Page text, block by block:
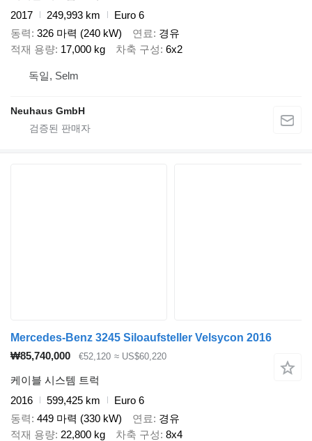
2017
249,993 km
Euro 6
동력 326 마력 (240 kW) 연료 경유
적재 용량 17,000 kg 차축 구성 6x2
독일, Selm
Neuhaus GmbH
Mercedes-Benz 3245 Siloaufsteller Velsycon 2016
₩85,740,000
€52,120 ≈ US$60,220
케이블 시스템 트럭
2016
599,425 km
Euro 6
동력 449 마력 (330 kW) 연료
경유
적재 용량 22,800 kg 차축 구성 8x4